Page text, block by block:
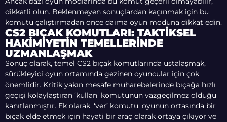
dikkatli olun. Beklenmeyen sonuçlardan kaçınmak için bu
komutu çalıştırmadan önce daima oyun moduna dikkat edin.
CS2 BIÇAK KOMUTLARI: TAKTIKSEL
HAKIMIYETIN TEMELLERINDE
UZMANLAŞMAK
Sonuç olarak, temel CS2 bıçak komutlarında ustalaşmak,
sürükleyici oyun ortamında gezinen oyuncular için çok
önemlidir. Kritik yakın mesafe muharebelerinde bıçağa hızlı
geçişi kolaylaştıran ‘kullan’ komutunun vazgeçilmez olduğu
kanıtlanmıştır. Ek olarak, ‘ver’ komutu, oyunun ortasında bir
bıçak elde etmek için hayati bir araç olarak ortaya çıkıyor ve